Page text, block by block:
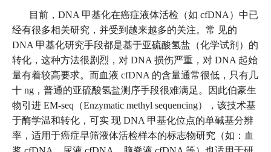
目前，DNA 甲基化在癌症液体活检（如 cfDNA）中已
经有很多相关研究，并受到越来越多的关注。常 见的
DNA 甲基化研究手段都是基于亚硫酸氢盐（化学试剂）的
转化，这种方法很剧烈，对 DNA 损伤严重，对 DNA 起始
量有着较高要求。而血液 cfDNA 的含量通常很低，只有几
十 ng，普通的亚硫酸氢盐测序手段很难满足。因此伯豪生
物引进 EM-seq（Enzymatic methyl sequencing），该技术基
于酶学温和转化，可实 现 DNA 甲基化位点的单碱基分辨
率，适用于癌症早筛液体活检样本的标志物研究（如：血